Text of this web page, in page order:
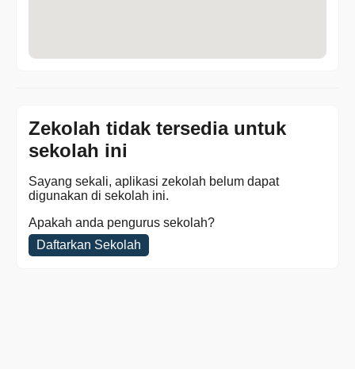
Zekolah tidak tersedia untuk
sekolah ini
Sayang sekali, aplikasi zekolah belum dapat
digunakan di sekolah ini.
Apakah anda pengurus sekolah?
Daftarkan Sekolah